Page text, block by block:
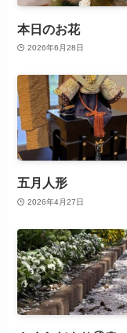
本日のお花
2026年6月28日
五月人形
2026年4月27日